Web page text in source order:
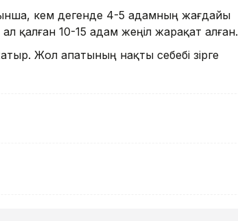
кем дегенде 4-5 адамның жағдайы
қалған 10-15 адам жеңіл жарақат алған.
Жол апатының нақты себебі әзірге